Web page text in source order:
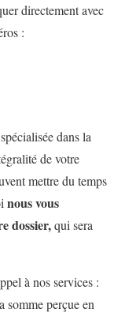
directement avec
:
dans la
de votre
mettre du temps
nous vous
dossier,qui sera
à nos services :
somme perçue en